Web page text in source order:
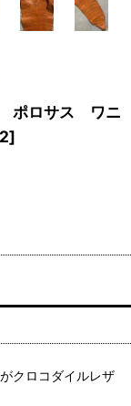
ポロサス ワニ
]
クロコダイルレザ